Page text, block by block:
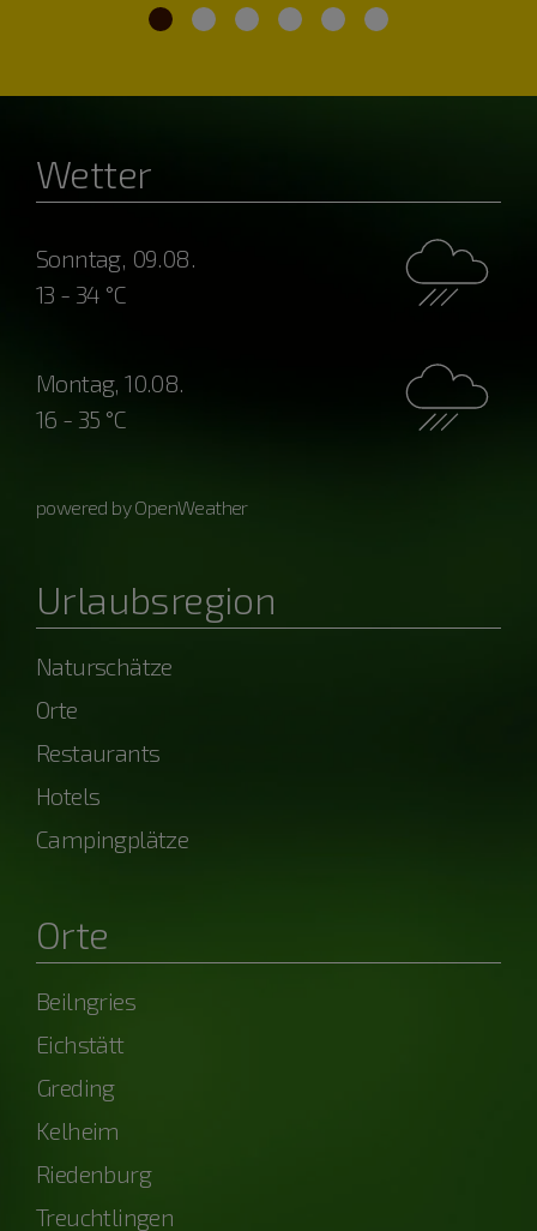
Wetter
Sonntag, 09.08.
13 - 34 °C
Montag, 10.08.
16 - 35 °C
powered by OpenWeather
Urlaubsregion
Naturschätze
Orte
Restaurants
Hotels
Campingplätze
Orte
Beilngries
Eichstätt
Greding
Kelheim
Riedenburg
Treuchtlingen